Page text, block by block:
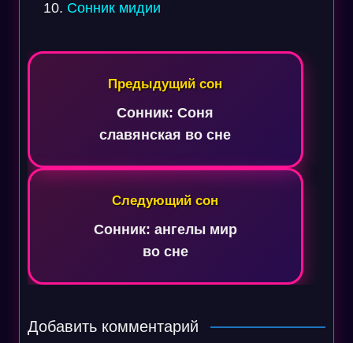
Сонник мидии
Навигация
Предыдущий сон
Сонник: Соня
славянская во сне
Следующий сон
Сонник: ангелы мир
во сне
Добавить комментарий